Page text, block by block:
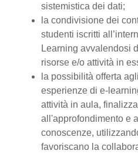
sistemistica dei dati;
la condivisione dei
studenti iscritti
Learning avvalendosi
risorse e/o attività in
la possibilità offerta
esperienze di e-
attività in aula,
all'approfondimento e
conoscenze,
favoriscano la